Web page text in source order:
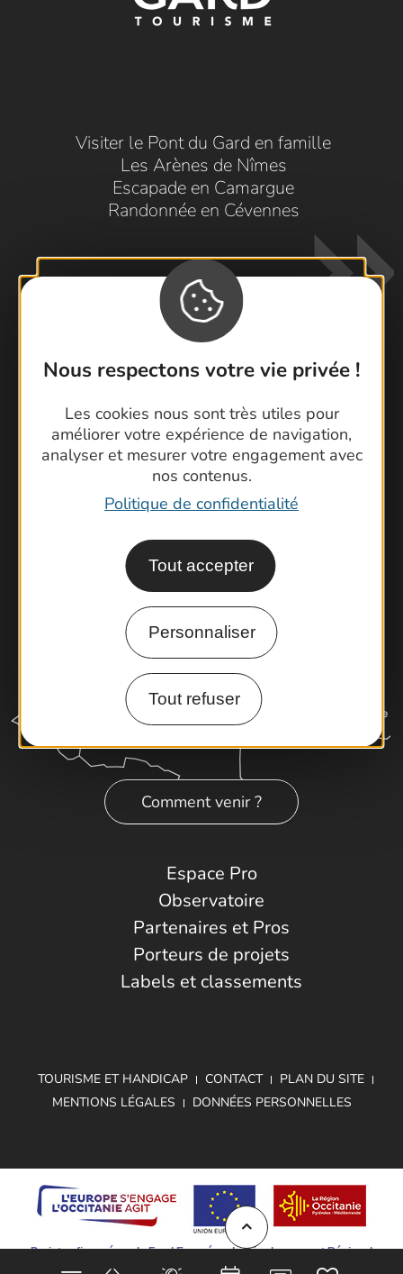
Nous respectons votre vie privée !
Les cookies nous sont très utiles pour
améliorer votre expérience de navigation,
analyser et mesurer votre engagement avec
nos contenus.
Politique de confidentialité
Tout accepter
Personnaliser
Tout refuser
Visiter le Pont du Gard en famille
Les Arènes de Nîmes
Escapade en Camargue
Randonnée en Cévennes
Foire aux questions
Brochures
Cartoguides et Topoguides
Latitude Gard
Comment venir ?
Espace Pro
Observatoire
Partenaires et Pros
Porteurs de projets
Labels et classements
TOURISME ET HANDICAP CONTACT
PLAN DU SITE
MENTIONS LÉGALES
DONNÉES PERSONNELLES
Projet cofinancé par le Fond Européen de Développement Régional